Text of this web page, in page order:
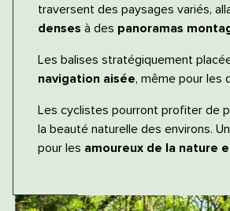
traversent des paysages variés,
denses à des panoramas
Les balises stratégiquement
navigation aisée, même pour les
Les cyclistes pourront profiter de
la beauté naturelle des environs.
pour les amoureux de la nature